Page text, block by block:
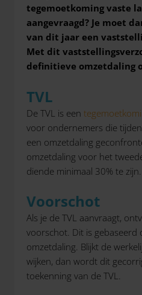
tegemoetkoming vaste
aangevraagd? Je moet
van dit jaar een
Met dit
definitieve omzetdaling
TVL
De TVL is een
voor ondernemers die
een omzetdaling
omzetdaling voor het
diende minimaal 30% te zijn.
Voorschot
Als je de TVL aanvraagt,
voorschot. Dit is gebaseerd
omzetdaling. Blijkt de
wijken, dan wordt dit
toekenning van de TVL.